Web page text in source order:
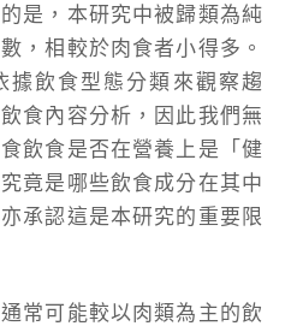
是，本研究中被歸類為純
，相較於肉食者小得多。
據飲食型態分類來觀察趨
食內容分析，因此我們無
飲食是否在營養上是「健
竟是哪些飲食成分在其中
承認這是本研究的重要限
常可能較以肉類為主的飲